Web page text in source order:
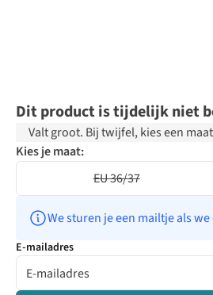
Dit product is tijdelijk niet
Valt groot. Bij twijfel, kies een
Kies je maat:
EU 36/37
We sturen je een mailtje als
E-mailadres